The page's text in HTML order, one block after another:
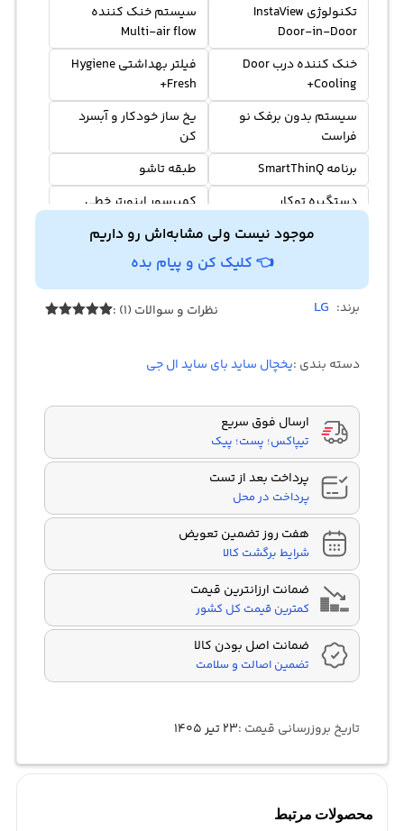
تکنولوژی InstaView
Door-in-Door
سیستم خنک کننده
Multi-air flow
خنک کننده درب Door
Cooling+
فیلتر بهداشتی Hygiene
Fresh+
سیستم بدون برفک نو
فراست
یخ ساز خودکار و آبسرد
کن
برنامه SmartThinQ
طبقه تاشو
دستگیره توکار
کمپرسور اینورتر خطی
موجود نیست ولی مشابه‌اش رو داریم
👈 کلیک کن و پیام بده
برند: LG نظرات و سوالات (1) :
دسته بندی :یخچال ساید بای ساید ال جی
ارسال فوق سریع
تیپاکس؛ پست؛ پیک
پرداخت بعد از تست
پرداخت در محل
هفت روز تضمین تعویض
شرایط برگشت کالا
ضمانت ارزانترین قیمت
کمترین قیمت کل کشور
ضمانت اصل بودن کالا
تضمین اصالت و سلامت
تاریخ بروزرسانی قیمت :۲۳ تیر ۱۴۰۵
محصولات مرتبط